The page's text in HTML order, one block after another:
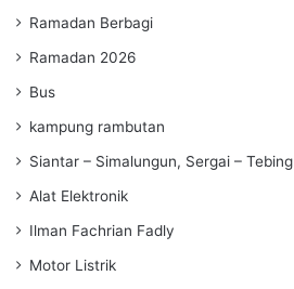
Ramadan Berbagi
Ramadan 2026
Bus
kampung rambutan
Siantar – Simalungun, Sergai – Tebing
Alat Elektronik
Ilman Fachrian Fadly
Motor Listrik